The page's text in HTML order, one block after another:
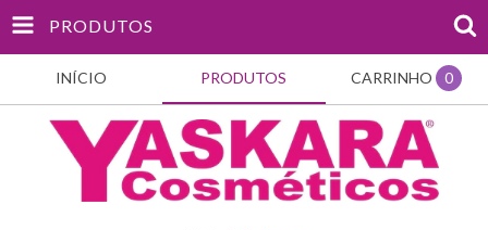
PRODUTOS
INÍCIO PRODUTOS CARRINHO 0